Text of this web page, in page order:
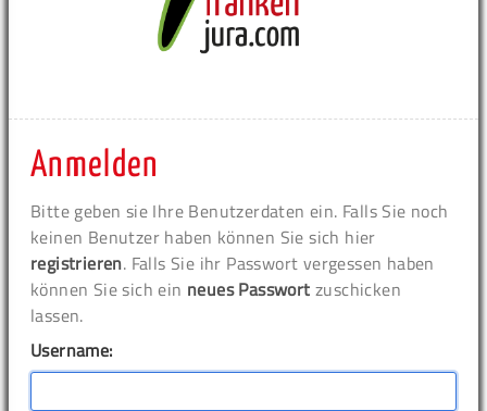
Anmelden
Bitte geben sie Ihre Benutzerdaten ein. Falls Sie noch
keinen Benutzer haben können Sie sich hier
registrieren. Falls Sie ihr Passwort vergessen haben
können Sie sich ein neues Passwort zuschicken
lassen.
Username: